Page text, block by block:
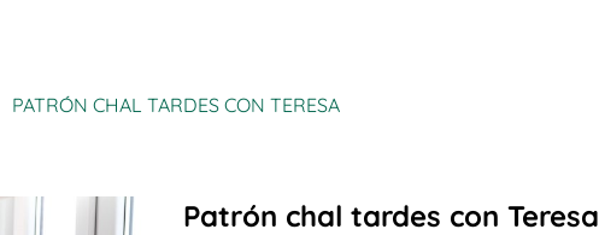
PATRÓN CHAL TARDES CON TERESA
Patrón chal tardes con Teresa